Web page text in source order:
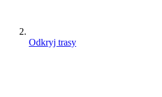
Odkryj trasy